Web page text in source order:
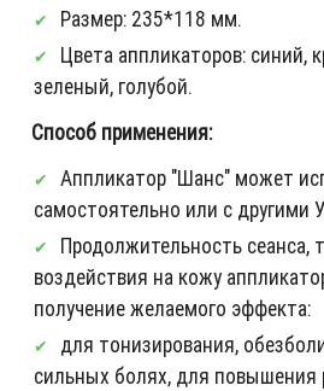
Размер: 235*118 мм.
Цвета аппликаторов: синий,
зеленый, голубой.
Способ применения:
Аппликатор "Шанс" может
самостоятельно или с
Продолжительность сеанса,
воздействия на кожу
получение желаемого эффекта:
для тонизирования,
сильных болях, для повышения